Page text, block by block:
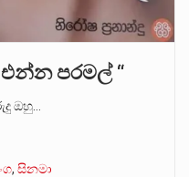
එන්න පරමල් “
ඔහු…
, සිනමා